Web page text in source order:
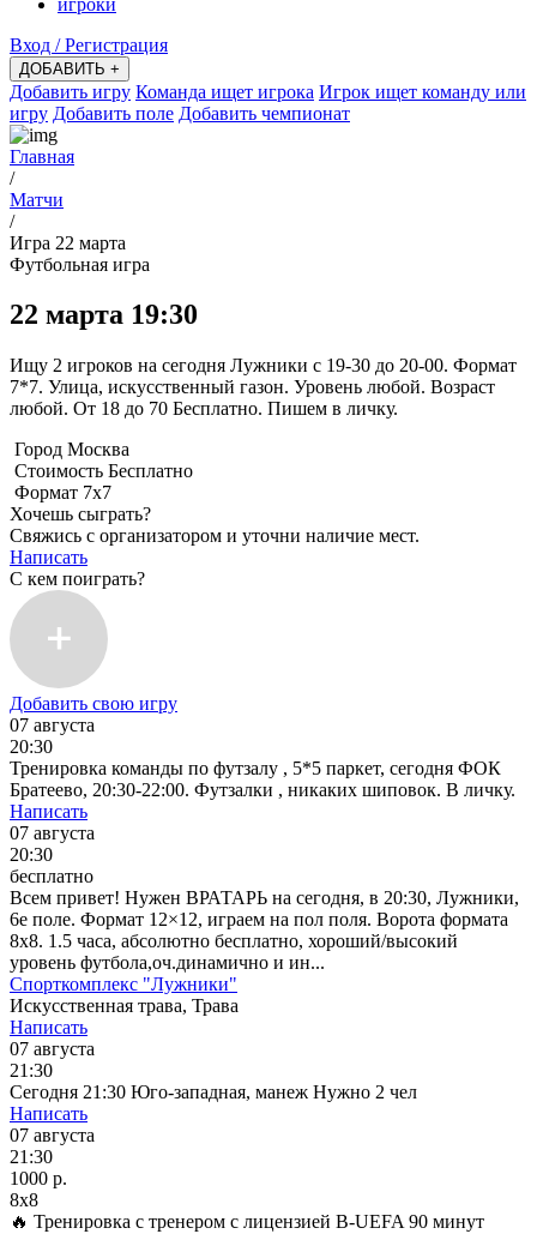
Вход / Регистрация
ДОБАВИТЬ +
Добавить игру Команда ищет игрока Игрок ищет команду или
игру Добавить поле Добавить чемпионат
Главная
/
Матчи
/
Игра 22 марта
Футбольная игра
22 марта 19:30
Ищу 2 игроков на сегодня Лужники с 19-30 до 20-00. Формат
7*7. Улица, искусственный газон. Уровень любой. Возраст
любой. От 18 до 70 Бесплатно. Пишем в личку.
Город Москва
Стоимость Бесплатно
Формат 7x7
Хочешь сыграть?
Свяжись с организатором и уточни наличие мест.
Написать
С кем поиграть?
Добавить свою игру
07 августа
20:30
Тренировка команды по футзалу , 5*5 паркет, сегодня ФОК
Братеево, 20:30-22:00. Футзалки , никаких шиповок. В личку.
Написать
07 августа
20:30
бесплатно
Всем привет! Нужен ВРАТАРЬ на сегодня, в 20:30, Лужники,
6е поле. Формат 12×12, играем на пол поля. Ворота формата
8х8. 1.5 часа, абсолютно бесплатно, хороший/высокий
уровень футбола,оч.динамично и ин...
Спорткомплекс "Лужники"
Искусственная трава, Трава
Написать
07 августа
21:30
Сегодня 21:30 Юго-западная, манеж Нужно 2 чел
Написать
07 августа
21:30
1000 р.
8x8
🔥 Тренировка с тренером c лицензией B-UEFA 90 минут